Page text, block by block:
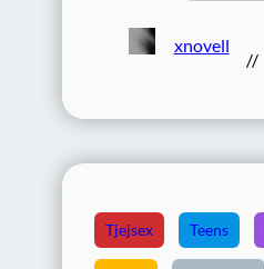
xnovell
//
Tjejsex Teens